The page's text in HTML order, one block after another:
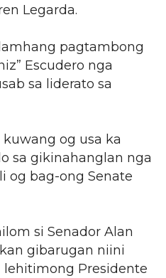
Legarda.
pagtambong
Escudero nga
sa liderato sa
og usa ka
sa gikinahanglan nga
og bag-ong Senate
si Senador Alan
gibarugan niini
lehitimong Presidente